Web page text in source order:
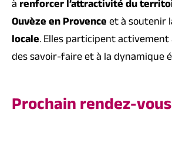
àrenforcer l’attractivité du
Ouvèze en Provenceet à soutenir
locale. Elles participent
des savoir-faire et à la dynamique
Prochain rendez-vous